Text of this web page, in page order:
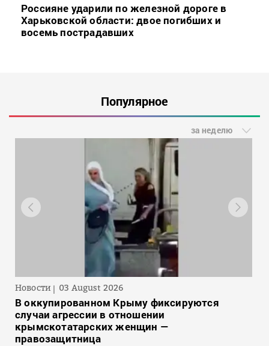
Россияне ударили по железной дороге в
Харьковской области: двое погибших и
восемь пострадавших
Популярное
за неделю
Новости 03 August 2026
В оккупированном Крыму фиксируются
случаи агрессии в отношении
крымскотатарских женщин —
правозащитница